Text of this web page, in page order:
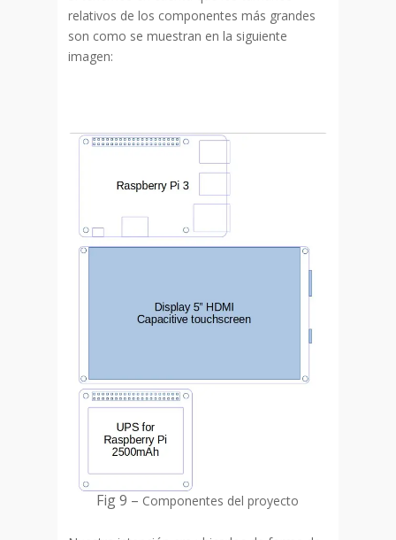
relativos de los componentes más grandes
son como se muestran en la siguiente
imagen:
Fig 9 – Componentes del proyecto